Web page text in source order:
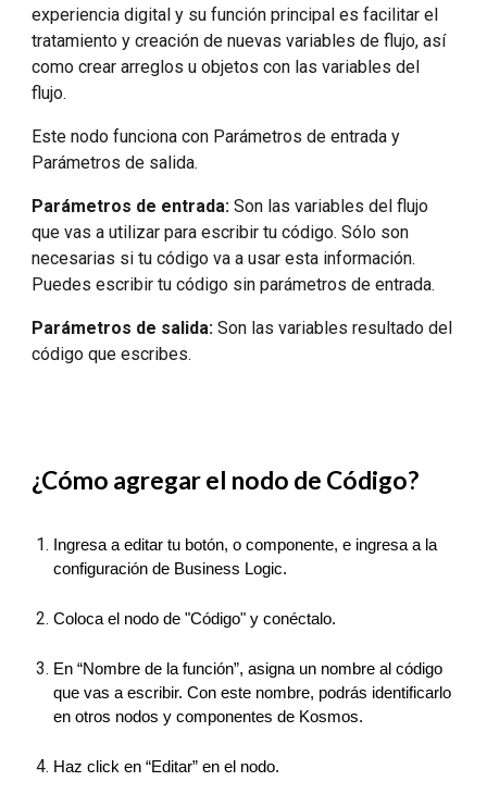
experiencia digital y su función principal es facilitar el
tratamiento y creación de nuevas variables de flujo, así
como crear arreglos u objetos con las variables del
flujo.
Este nodo funciona con Parámetros de entrada y
Parámetros de salida.
Parámetros de entrada:Son las variables del flujo
que vas a utilizar para escribir tu código. Sólo son
necesarias si tu código va a usar esta información.
Puedes escribir tu código sin parámetros de entrada.
Parámetros de salida: Son las variables resultado del
código que escribes.
¿Cómo agregar el nodo de Código?
Ingresa a editar tu botón, o componente, e ingresa a la
configuración de Business Logic.
Coloca el nodo de "Código" y conéctalo.
En “Nombre de la función”, asigna un nombre al código
que vas a escribir. Con este nombre, podrás identificarlo
en otros nodos y componentes de Kosmos.
Haz click en “Editar” en el nodo.